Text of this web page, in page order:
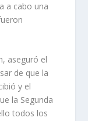
a cabo una
aseguró el
de que la
y el
la Segunda
todos los